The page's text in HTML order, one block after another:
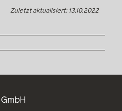
Zuletzt aktualisiert: 13.10.2022